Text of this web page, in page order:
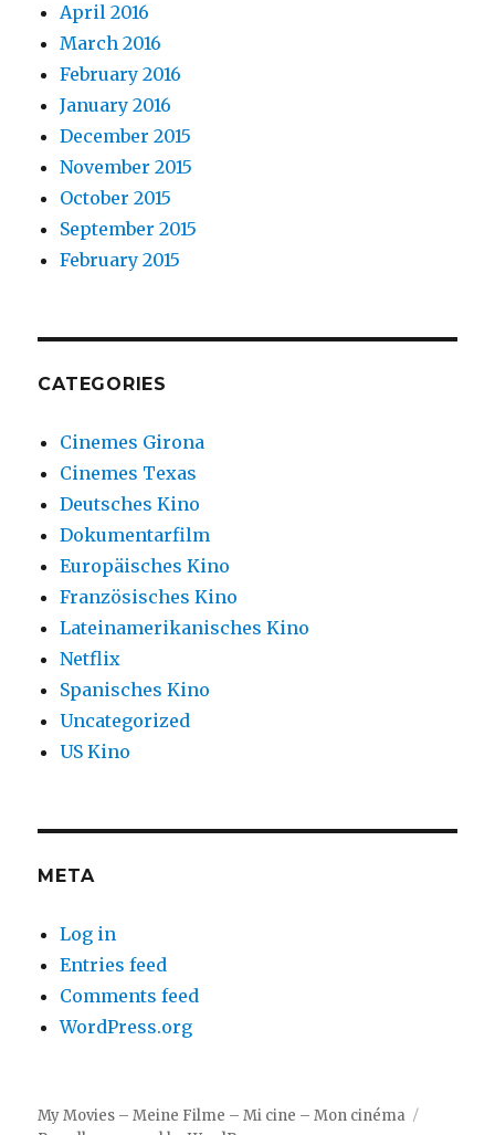
April 2016
March 2016
February 2016
January 2016
December 2015
November 2015
October 2015
September 2015
February 2015
CATEGORIES
Cinemes Girona
Cinemes Texas
Deutsches Kino
Dokumentarfilm
Europäisches Kino
Französisches Kino
Lateinamerikanisches Kino
Netflix
Spanisches Kino
Uncategorized
US Kino
META
Log in
Entries feed
Comments feed
WordPress.org
My Movies – Meine Filme – Mi cine – Mon cinéma